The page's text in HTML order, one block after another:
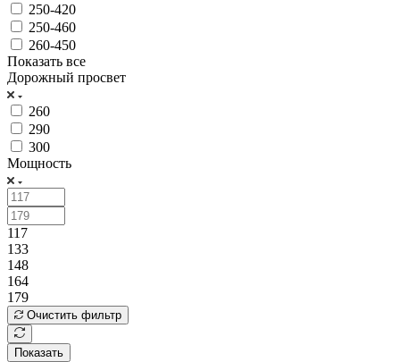
250-420
250-460
260-450
Показать все
Дорожный просвет
260
290
300
Мощность
117
133
148
164
179
Очистить фильтр
Показать